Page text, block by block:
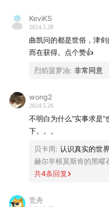
惧。因为我觉得好看的
的这个就比较容易自我中
候难看长大好看的人。
吗？然后我的同理心就
后就很容易理解别人。
KeviKS
2024.5.28
曲凯问的都是世俗，津
而在获得。点个赞👍
烈焰菠萝油: 非常同意
wong2
2024.5.26
不明白为什么“实事求是
下。。。
贝卡周: 认识真实的世
赫尔辛根莫斯肯的黑曜
共4条回复
竞舟